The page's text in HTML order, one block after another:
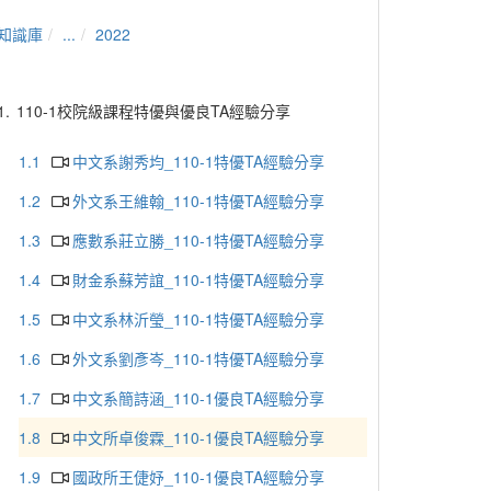
識庫 ... 2022
110-1校院級課程特優與優良TA經驗分享
1.1
中文系謝秀均_110-1特優TA經驗分享
1.2
外文系王維翰_110-1特優TA經驗分享
1.3
應數系莊立勝_110-1特優TA經驗分享
1.4
財金系蘇芳誼_110-1特優TA經驗分享
1.5
中文系林沂瑩_110-1特優TA經驗分享
1.6
外文系劉彥岑_110-1特優TA經驗分享
1.7
中文系簡詩涵_110-1優良TA經驗分享
1.8
中文所卓俊霖_110-1優良TA經驗分享
1.9
國政所王倢妤_110-1優良TA經驗分享